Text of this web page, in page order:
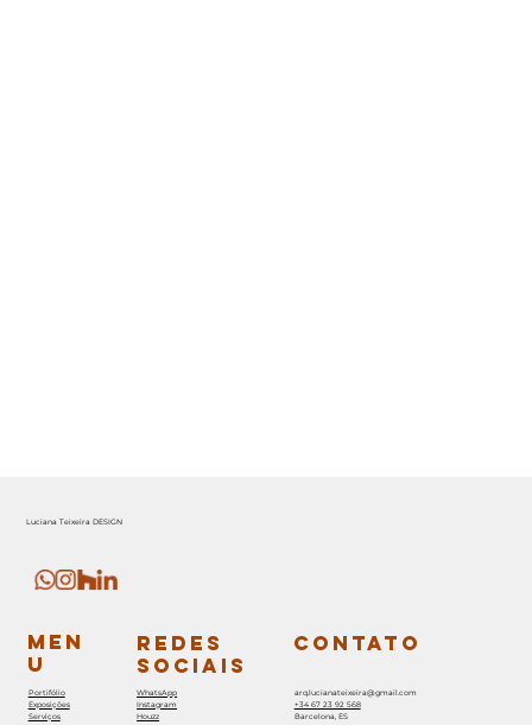
Luciana Teixeira DESIGN
MEN
U
REDES
SOCIAIS
CONTATO
Portifólio
Exposições
Serviços
WhatsApp
Instagram
Houzz
arq.lucianateixeira@gmail.com
+34 67 23 92 568
Barcelona, ES